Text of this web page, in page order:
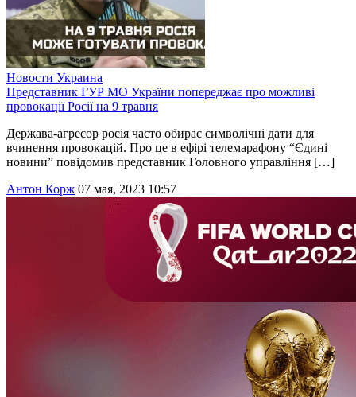
Новости Украина
Представник ГУР МО України попереджає про можливі
провокації Росії на 9 травня
Держава-агресор росія часто обирає символічні дати для
вчинення провокацій. Про це в ефірі телемарафону “Єдині
новини” повідомив представник Головного управління […]
Антон Корж 07 мая, 2023 10:57